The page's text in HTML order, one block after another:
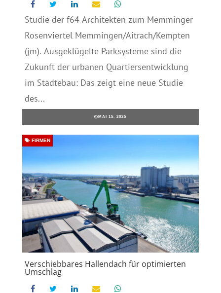
Studie der f64 Architekten zum Memminger
Rosenviertel Memmingen/Aitrach/Kempten
(jm). Ausgeklügelte Parksysteme sind die
Zukunft der urbanen Quartiersentwicklung
im Städtebau: Das zeigt eine neue Studie
des...
MAI 15, 2025
Verschiebbares Hallendach für optimierten
Umschlag
FIRMEN